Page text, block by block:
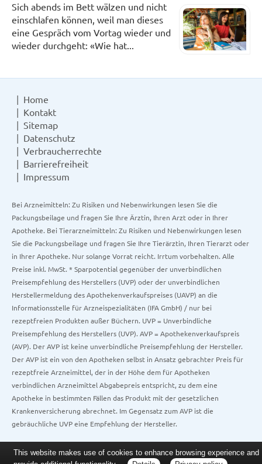
Sich abends im Bett wälzen und nicht
einschlafen können, weil man dieses
eine Gespräch vom Vortag wieder und
wieder durchgeht: «Wie hat...
Home
Kontakt
Sitemap
Datenschutz
Verbraucherrechte
Barrierefreiheit
Impressum
Bei Arzneimitteln: Zu Risiken und Nebenwirkungen lesen Sie die
Packungsbeilage und fragen Sie Ihre Ärztin, Ihren Arzt oder in Ihrer
Apotheke. Bei Tierarzneimitteln: Zu Risiken und Nebenwirkungen lesen
Sie die Packungsbeilage und fragen Sie Ihre Tierärztin, Ihren Tierarzt oder
in Ihrer Apotheke. Nur solange Vorrat reicht. Irrtum vorbehalten. Alle
Preise inkl. MwSt. * Sparpotential gegenüber der unverbindlichen
Preisempfehlung des Herstellers (UVP) oder der unverbindlichen
Herstellermeldung des Apothekenverkaufspreises (UAVP) an die
Informationsstelle für Arzneispezialitäten (IFA GmbH) / nur bei
rezeptfreien Produkten außer Büchern. UVP = Unverbindliche
Preisempfehlung des Herstellers (UVP). AVP = Apothekenverkaufspreis
(AVP). Der AVP ist keine unverbindliche Preisempfehlung der Hersteller.
Der AVP ist ein von den Apotheken selbst in Ansatz gebrachter Preis für
rezeptfreie Arzneimittel, der in der Höhe dem für Apotheken
verbindlichen Arzneimittel Abgabepreis entspricht, zu dem eine
Apotheke in bestimmten Fällen das Produkt mit der gesetzlichen
Krankenversicherung abrechnet. Im Gegensatz zum AVP ist die
gebräuchliche UVP eine Empfehlung der Hersteller.
This website makes use of cookies to enhance browsing experience and